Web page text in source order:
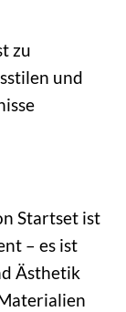
zu
und
Startset ist
– es ist
Ästhetik